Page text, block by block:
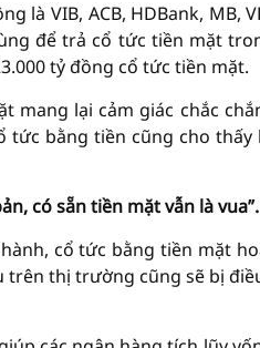
là VIB, ACB, HDBank, MB,
để trả cổ tức tiền mặt
tỷ đồng cổ tức tiền mặt.
mang lại cảm giác chắc
bằng tiền cũng cho
có sẵn tiền mặt vẫn là vua”.
cổ tức bằng tiền mặt
trên thị trường cũng sẽ bị